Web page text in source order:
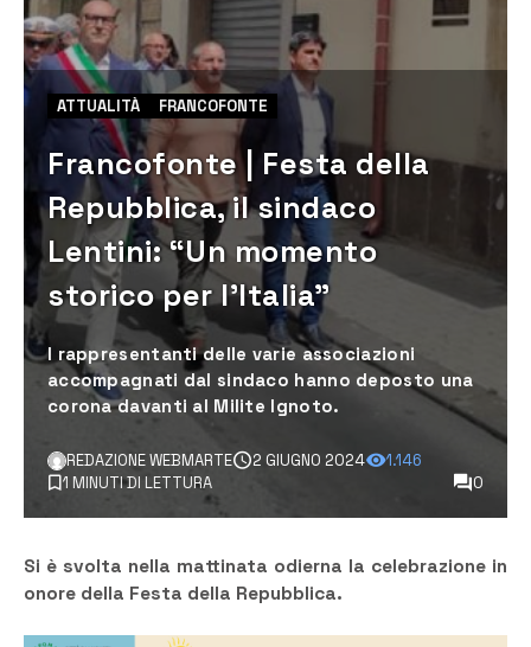
ATTUALITÀ FRANCOFONTE
Francofonte | Festa della
Repubblica, il sindaco
Lentini: “Un momento
storico per l’Italia”
I rappresentanti delle varie associazioni
accompagnati dal sindaco hanno deposto una
corona davanti al Milite Ignoto.
REDAZIONE WEBMARTE 2 GIUGNO 2024
1.146
1 MINUTI DI LETTURA
0
Si è svolta nella mattinata odierna la celebrazione in
onore della Festa della Repubblica.